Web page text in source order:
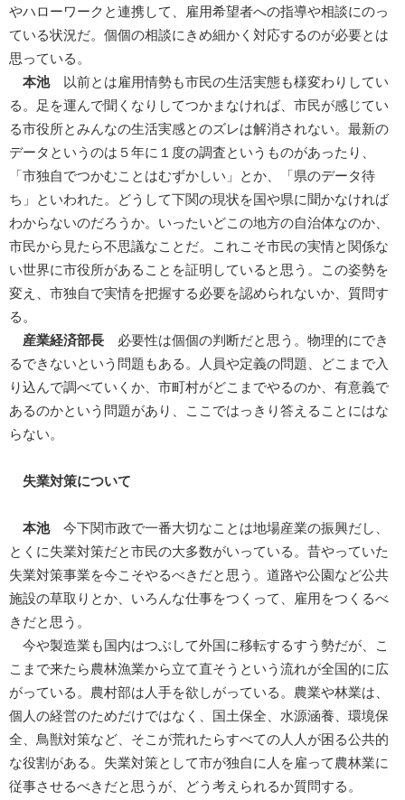
やハローワークと連携して、雇用希望者への指導や相談にのっ
ている状況だ。個個の相談にきめ細かく対応するのが必要とは
思っている。
本池以前とは雇用情勢も市民の生活実態も様変わりしてい
る。足を運んで聞くなりしてつかまなければ、市民が感じてい
る市役所とみんなの生活実感とのズレは解消されない。最新の
データというのは５年に１度の調査というものがあったり、
「市独自でつかむことはむずかしい」とか、「県のデータ待
ち」といわれた。どうして下関の現状を国や県に聞かなければ
わからないのだろうか。いったいどこの地方の自治体なのか、
市民から見たら不思議なことだ。これこそ市民の実情と関係な
い世界に市役所があることを証明していると思う。この姿勢を
変え、市独自で実情を把握する必要を認められないか、質問す
る。
産業経済部長 必要性は個個の判断だと思う。物理的にでき
るできないという問題もある。人員や定義の問題、どこまで入
り込んで調べていくか、市町村がどこまでやるのか、有意義で
あるのかという問題があり、ここではっきり答えることにはな
らない。
失業対策について
本池今下関市政で一番大切なことは地場産業の振興だし、
とくに失業対策だと市民の大多数がいっている。昔やっていた
失業対策事業を今こそやるべきだと思う。道路や公園など公共
施設の草取りとか、いろんな仕事をつくって、雇用をつくるべ
きだと思う。
今や製造業も国内はつぶして外国に移転するすう勢だが、こ
こまで来たら農林漁業から立て直そうという流れが全国的に広
がっている。農村部は人手を欲しがっている。農業や林業は、
個人の経営のためだけではなく、国土保全、水源涵養、環境保
全、鳥獣対策など、そこが荒れたらすべての人人が困る公共的
な役割がある。失業対策として市が独自に人を雇って農林業に
従事させるべきだと思うが、どう考えられるか質問する。